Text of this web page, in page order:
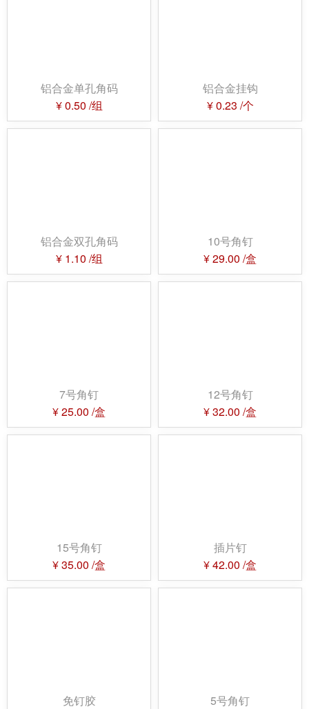
铝合金单孔角码
¥0.50 /组
铝合金挂钩
¥0.23 /个
铝合金双孔角码
¥ 1.10 /组
10号角钉
¥29.00 /盒
7号角钉
¥25.00 /盒
12号角钉
¥32.00 /盒
15号角钉
¥35.00 /盒
插片钉
¥42.00 /盒
免钉胶
5号角钉